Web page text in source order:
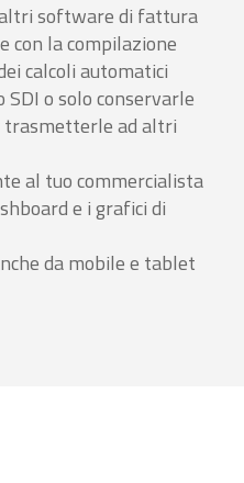
software di fattura
con la compilazione
calcoli automatici
o solo conservarle
trasmetterle ad altri
al tuo commercialista
e i grafici di
da mobile e tablet